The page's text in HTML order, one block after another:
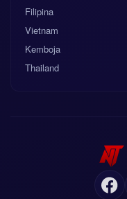
Filipina
Vietnam
Kemboja
Thailand